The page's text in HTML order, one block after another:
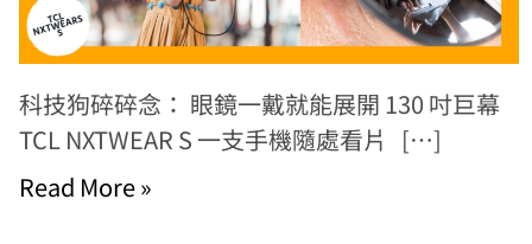
科技狗碎碎念： 眼鏡一戴就能展開 130 吋巨幕
TCL NXTWEAR S 一支手機隨處看片 […]
Read More »